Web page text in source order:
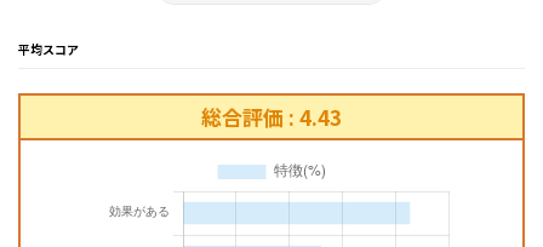
平均スコア
総合評価 : 4.43